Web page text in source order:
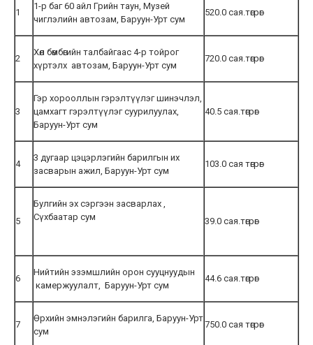
1
1-р баг 60 айл Грийн таун, Музей
чиглэлийн автозам, Баруун-Урт сум
520.0 сая.төгрөг
2
Хөл бөмбөгийн талбайгаас 4-р тойрог
хүртэлх автозам, Баруун-Урт сум
720.0 сая.төгрөг
3
Гэр хорооллын гэрэлтүүлэг шинэчлэл,
цамхагт гэрэлтүүлэг суурилуулах,
Баруун-Урт сум
40.5 сая.төгрөг
4
3 дугаар цэцэрлэгийн барилгын их
засварын ажил, Баруун-Урт сум
103.0 сая төгрөг
5
Булгийн эх сэргээн засварлах ,
Сүхбаатар сум
39.0 сая.төгрөг
6
Нийтийн эзэмшлийн орон сууцнуудын
камержуулалт, Баруун-Урт сум
44.6 сая.төгрөг
7
Өрхийн эмнэлэгийн барилга, Баруун-Урт
сум
750.0 сая төгрөг